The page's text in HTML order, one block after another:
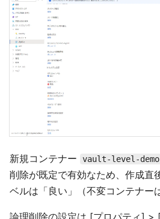
新規コンテナー vault-level-demo
削除が既定で有効なため、作成直
ベルは「良い」（不変コンテナー
論理削除の設定は [プロパティ] >